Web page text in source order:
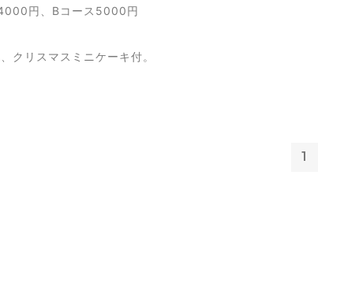
円、Bコース5000円
クリスマスミニケーキ付。
1